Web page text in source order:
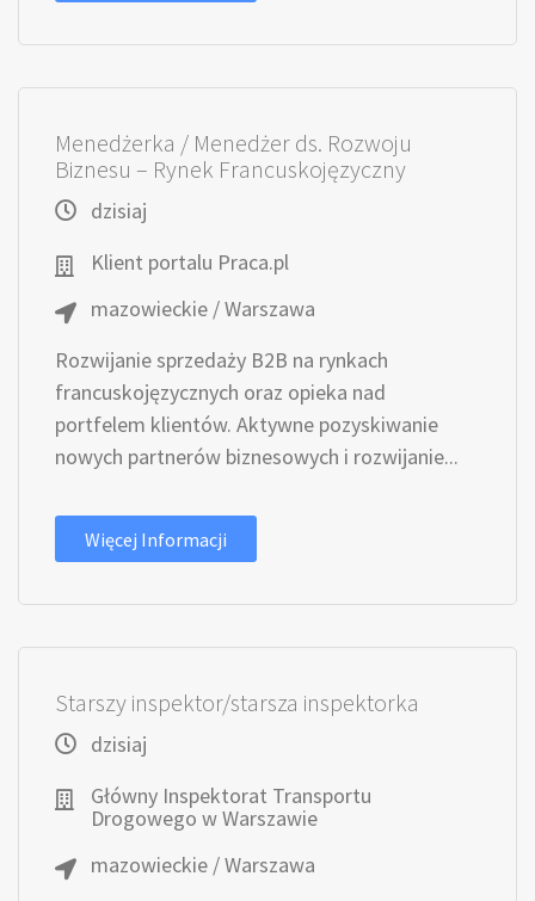
Menedżerka / Menedżer ds. Rozwoju
Biznesu – Rynek Francuskojęzyczny
dzisiaj
Klient portalu Praca.pl
mazowieckie / Warszawa
Rozwijanie sprzedaży B2B na rynkach
francuskojęzycznych oraz opieka nad
portfelem klientów. Aktywne pozyskiwanie
nowych partnerów biznesowych i rozwijanie...
Więcej Informacji
Starszy inspektor/starsza inspektorka
dzisiaj
Główny Inspektorat Transportu
Drogowego w Warszawie
mazowieckie / Warszawa